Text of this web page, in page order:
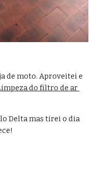
de moto. Aproveitei e
do filtro de ar
Delta mas tirei o dia